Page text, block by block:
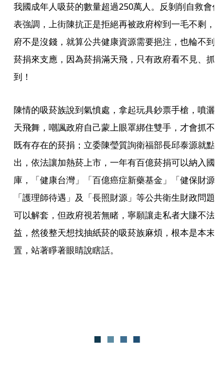
我國成年人吸菸的數量超過250萬人。反剝削自救會
表強調，上街陳抗正是拒絕再被政府榨到一毛不剩，
府不是沒錢，就算公共健康資源需要挹注，也輪不到
菸捐來支應，因為菸捐滿天飛，只有政府看不見、抓
到！
陳情的吸菸族說到氣憤處，拿起玩具鈔票手槍，噴灑
天飛舞，嘲諷政府自己蒙上眼罩綁住雙手，才會抓不
既有存在的菸捐；立委陳瑩質詢衛福部長邱泰源就點
出，依法讓加熱菸上市，一年有百億菸捐可以納入國
庫，「健康台灣」「百億癌症新藥基金」「健保財源
「護理師待遇」及「長照財源」等公共衛生財政問題
可以解套，但政府視若無睹，寧願讓走私者大賺不法
益，然後整天想找抽紙菸的吸菸族麻煩，根本是本末
置，站著睜著眼睛說瞎話。